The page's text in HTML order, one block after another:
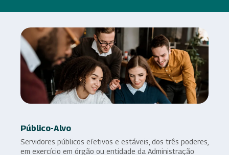
Público-Alvo
Servidores públicos efetivos e estáveis, dos três poderes,
em exercício em órgão ou entidade da Administração